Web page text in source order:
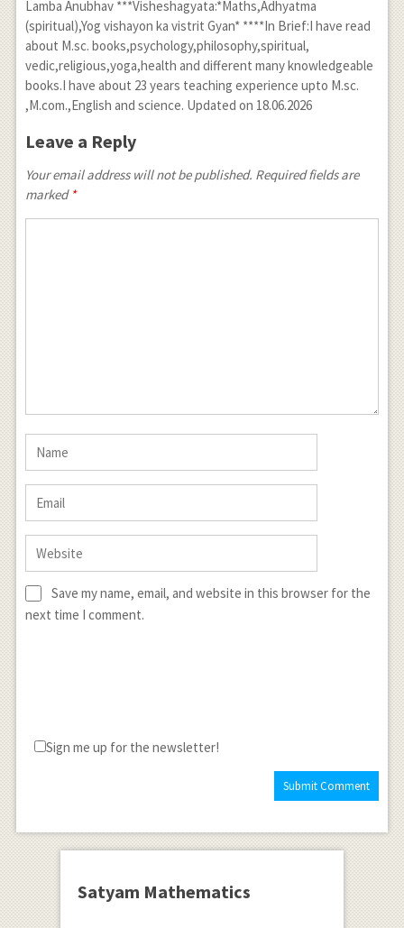
Lamba Anubhav ***Visheshagyata:*Maths,Adhyatma
(spiritual),Yog vishayon ka vistrit Gyan* ****In Brief:I have read
about M.sc. books,psychology,philosophy,spiritual,
vedic,religious,yoga,health and different many knowledgeable
books.I have about 23 years teaching experience upto M.sc.
,M.com.,English and science. Updated on 18.06.2026
Leave a Reply
Your email address will not be published. Required fields are
marked *
Save my name, email, and website in this browser for the
next time I comment.
Sign me up for the newsletter!
Satyam Mathematics